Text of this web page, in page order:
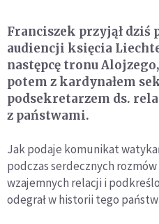
Franciszek przyjął dziś
audiencji księcia
następcę tronu
potem z kardynałem
podsekretarzem ds.
z państwami.
Jak podaje komunikat
podczas serdecznych
wzajemnych relacji i
odegrał w historii tego